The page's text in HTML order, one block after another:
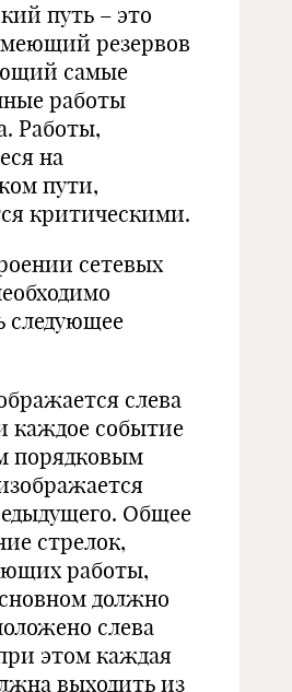
путь – это
резервов
самые
работы
Работы,
на
пути,
критическими.
сетевых
следующее
слева
каждое событие
порядковым
Общее
стрелок,
работы,
должно
слева
этом каждая
выходить из